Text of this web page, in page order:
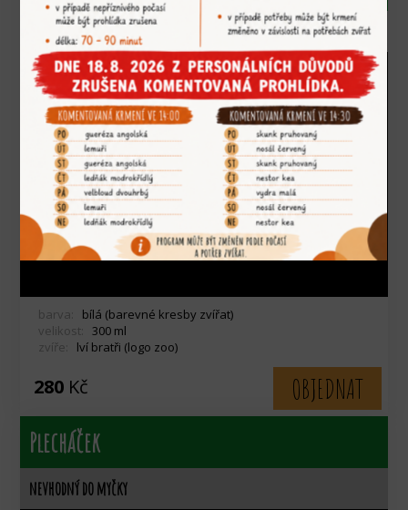
nevhodný do myčky
barva:
bílá (barevné kresby zvířat)
velikost:
300 ml
zvíře:
lví bratři (logo zoo)
280 Kč
OBJEDNAT
Plecháček
nevhodný do myčky